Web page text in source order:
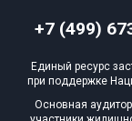
Единый ресурс
при поддержке